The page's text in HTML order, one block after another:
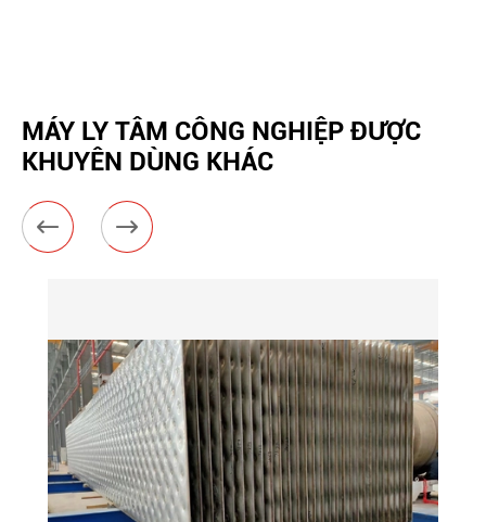
MÁY LY TÂM CÔNG NGHIỆP ĐƯỢC
KHUYÊN DÙNG KHÁC
 